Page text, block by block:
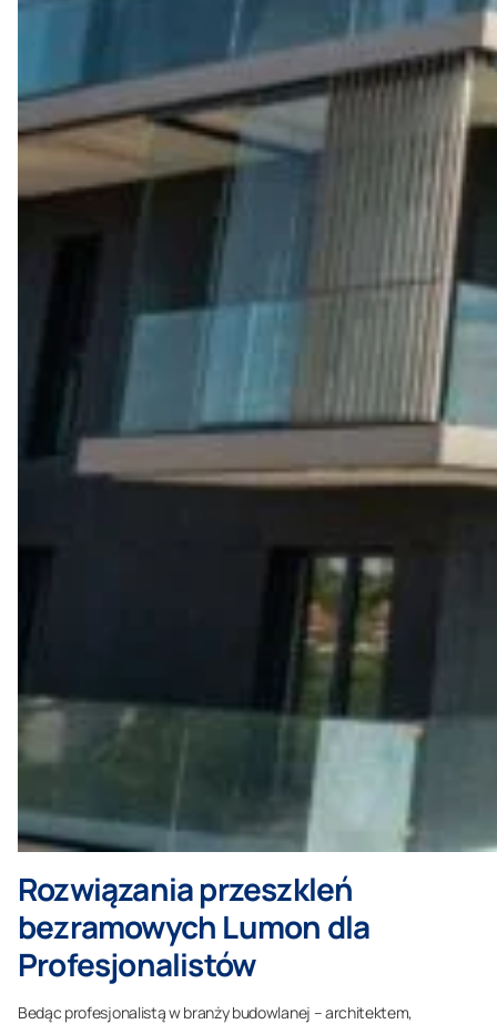
Rozwiązania przeszkleń
bezramowych Lumon dla
Profesjonalistów
Bedąc profesjonalistą w branży budowlanej – architektem,